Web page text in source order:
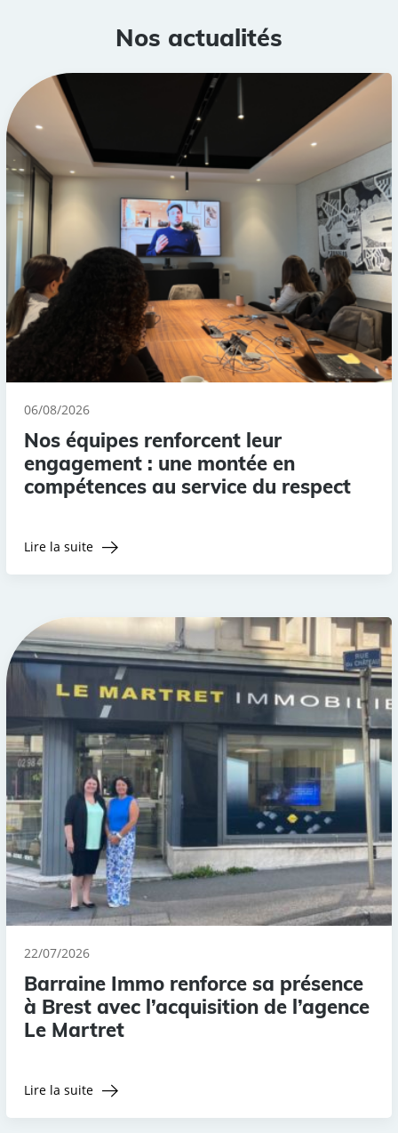
Nos actualités
06/08/2026
Nos équipes renforcent leur
engagement : une montée en
compétences au service du respect
Lire la suite
22/07/2026
Barraine Immo renforce sa présence
à Brest avec l’acquisition de l’agence
Le Martret
Lire la suite